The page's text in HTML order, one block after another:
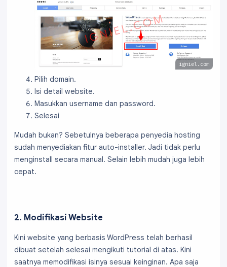
igniel.com
Pilih domain.
Isi detail website.
Masukkan username dan password.
Selesai
Mudah bukan? Sebetulnya beberapa penyedia hosting
sudah menyediakan fitur auto-installer. Jadi tidak perlu
menginstall secara manual. Selain lebih mudah juga lebih
cepat.
2. Modifikasi Website
Kini website yang berbasis WordPress telah berhasil
dibuat setelah selesai mengikuti tutorial di atas. Kini
saatnya memodifikasi isinya sesuai keinginan. Apa saja